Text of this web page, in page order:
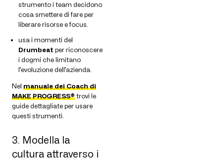
strumento i team decidono
cosa smettere di fare per
liberare risorse e focus.
usa i momenti del
Drumbeat per riconoscere
i dogmi che limitano
l’evoluzione dell’azienda.
Nel manuale dei Coach di
MAKE PROGRESS®trovi le
guide dettagliate per usare
questi strumenti.
3. Modella la
cultura attraverso i